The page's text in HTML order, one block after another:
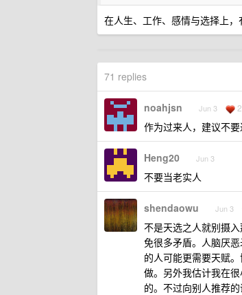
在人生、工作、感情与选择上
71 replies
noahjsn Jun 3 2
作为过来人，建议不
Heng20 Jun 3
不要当老实人
shendaowu Jun 3
不是天选之人就别摄
免很多矛盾。人脑厌
的人可能更需要天赋
做。另外我估计我在
的。不过向别人推荐